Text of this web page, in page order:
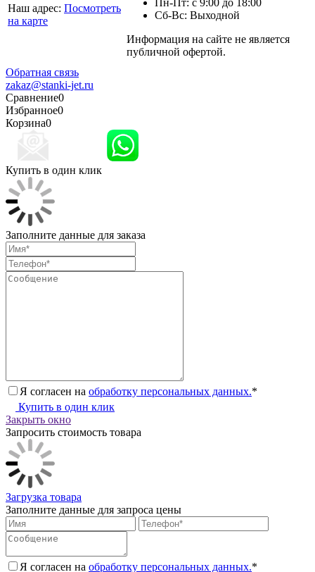
Наш адрес: Посмотреть
на карте
Сб-Вс: Выходной
Информация на сайте не является
публичной офертой.
Обратная связь
zakaz@stanki-jet.ru
Сравнение0
Избранное0
Корзина0
Купить в один клик
Заполните данные для заказа
Я согласен на обработку персональных данных.*
Купить в один клик
Закрыть окно
Запросить стоимость товара
Загрузка товара
Заполните данные для запроса цены
Я согласен на обработку персональных данных.*